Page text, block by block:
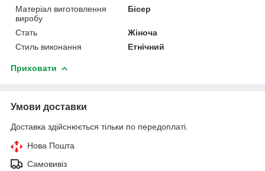
Матеріал виготовлення
виробу
Бісер
Стать
Жіноча
Стиль виконання
Етнічний
Приховати
Умови доставки
Доставка здійснюється тільки по передоплаті.
Нова Пошта
Самовивіз